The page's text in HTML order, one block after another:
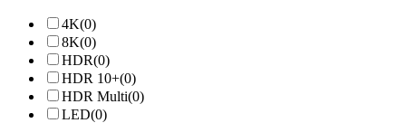
4K(0)
8K(0)
HDR(0)
HDR 10+(0)
HDR Multi(0)
LED(0)